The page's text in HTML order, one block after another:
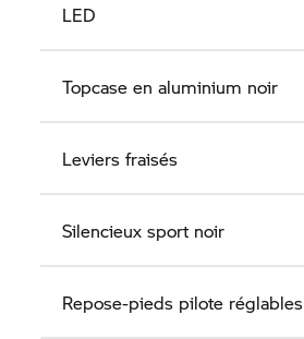
LED
Topcase en aluminium noir
Leviers fraisés
Silencieux sport noir
Repose-pieds pilote réglables